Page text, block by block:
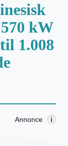
kW
1.008
Annonce i